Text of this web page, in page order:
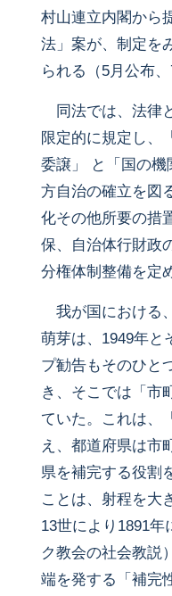
村山連立内閣から
法」案が、制定を
られる（5月公布、
同法では、法律
限定的に規定し、
委譲」 と「国の
方自治の確立を図
化その他所要の措
保、自治体行財政
分権体制整備を定
我が国における
萌芽は、1949年と
プ勧告もそのひと
き、そこでは「市
ていた。これは、
え、都道府県は市
県を補完する役割
ことは、射程を大
13世により1891年
ク教会の社会教説
端を発する「補完